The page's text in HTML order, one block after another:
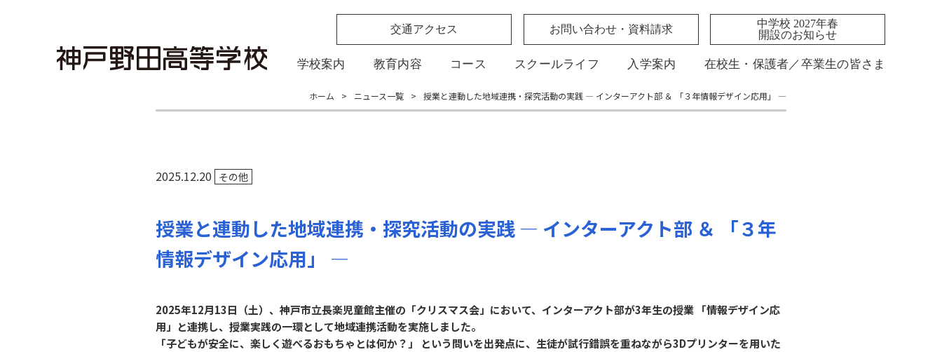
交通アクセス お問い合わせ・資料請求
中学校 2027年春
開設のお知らせ
学校案内 教育内容 コース スクールライフ 入学案内 在校生・保護者／卒業生の皆さま
ホーム > ニュース一覧 > 授業と連動した地域連携・探究活動の実践 ― インターアクト部 ＆ 「３年情報デザイン応用」 ―
2025.12.20 その他
授業と連動した地域連携・探究活動の実践 ― インターアクト部 ＆ 「３年
情報デザイン応用」 ―
2025年12月13日（土）、神戸市立長楽児童館主催の「クリスマス会」において、インターアクト部が3年生の授業 「情報デザイン応
用」と連携し、授業実践の一環として地域連携活動を実施しました。
「子どもが安全に、楽しく遊べるおもちゃとは何か？」 という問いを出発点に、生徒が試行錯誤を重ねながら3Dプリンターを用いた